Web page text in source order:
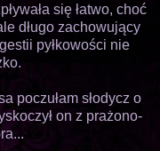
się łatwo, choć
długo zachowujący
pyłkowości nie
poczułam słodycz o
on z prażono-